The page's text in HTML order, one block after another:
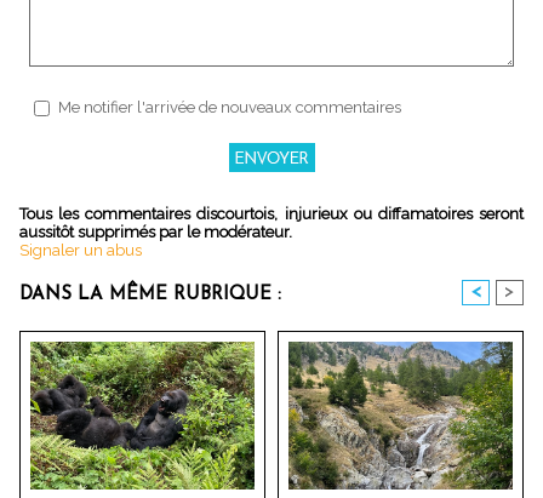
Me notifier l'arrivée de nouveaux commentaires
Tous les commentaires discourtois, injurieux ou diffamatoires seront
aussitôt supprimés par le modérateur.
Signaler un abus
DANS LA MÊME RUBRIQUE : < >